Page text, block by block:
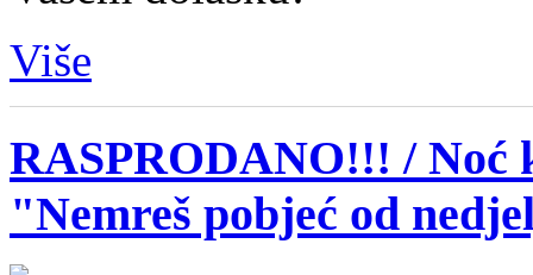
Više
RASPRODANO!!! / Noć
"Nemreš pobjeć od